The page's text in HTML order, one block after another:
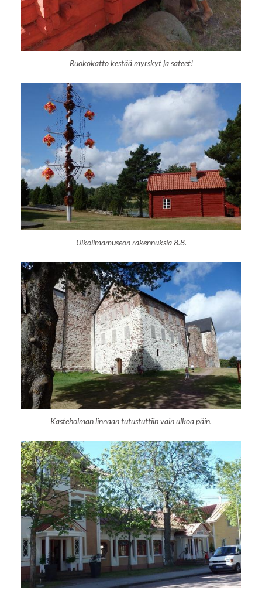
Ruokokatto kestää myrskyt ja sateet!
Ulkoilmamuseon rakennuksia 8.8.
Kasteholman linnaan tutustuttiin vain ulkoa päin.